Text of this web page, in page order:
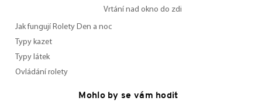
Vrtání nad okno do zdi
Jak fungují Rolety Den a noc
Typy kazet
Typy látek
Ovládání rolety
Mohlo by se vám hodit